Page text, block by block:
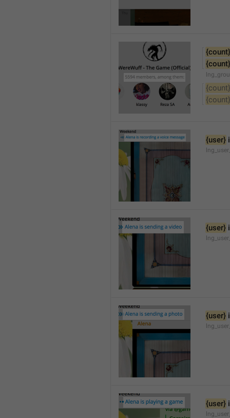
{count}
{count}
{count}
{count}
{user}
{user}
{user}
{user}